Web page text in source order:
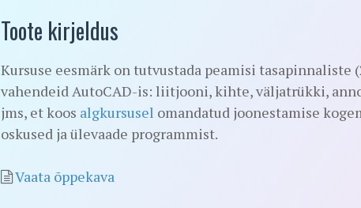
Toote kirjeldus
Kursuse eesmärk on tutvustada peamisi tasapinnaliste
vahendeid AutoCAD-is: liitjooni, kihte, väljatrükki,
jms, et koos algkursusel omandatud joonestamise
oskused ja ülevaade programmist.
Vaata õppekava